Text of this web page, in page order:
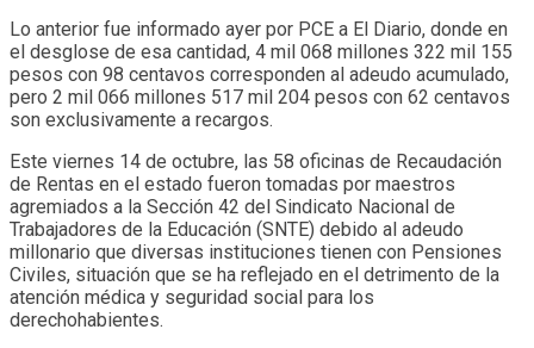
Lo anterior fue informado ayer por PCE a El Diario, donde en
el desglose de esa cantidad, 4 mil 068 millones 322 mil 155
pesos con 98 centavos corresponden al adeudo acumulado,
pero 2 mil 066 millones 517 mil 204 pesos con 62 centavos
son exclusivamente a recargos.
Este viernes 14 de octubre, las 58 oficinas de Recaudación
de Rentas en el estado fueron tomadas por maestros
agremiados a la Sección 42 del Sindicato Nacional de
Trabajadores de la Educación (SNTE) debido al adeudo
millonario que diversas instituciones tienen con Pensiones
Civiles, situación que se ha reflejado en el detrimento de la
atención médica y seguridad social para los
derechohabientes.